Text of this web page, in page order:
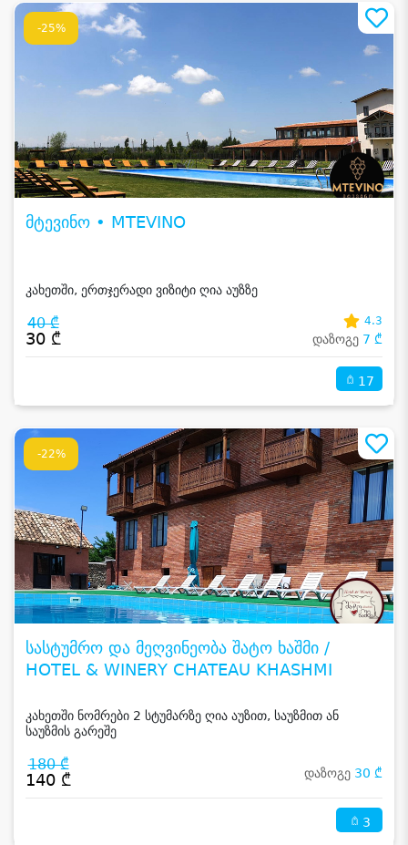
-25%
მტევინო • MTEVINO
კახეთში, ერთჯერადი ვიზიტი ღია აუზზე
40 ₾
30 ₾
4.3
დაზოგე 7 ₾
17
-22%
სასტუმრო და მეღვინეობა შატო ხაშმი /
HOTEL & WINERY CHATEAU KHASHMI
კახეთში ნომრები 2 სტუმარზე ღია აუზით, საუზმით ან
საუზმის გარეშე
180 ₾
140 ₾ დაზოგე 30 ₾
3